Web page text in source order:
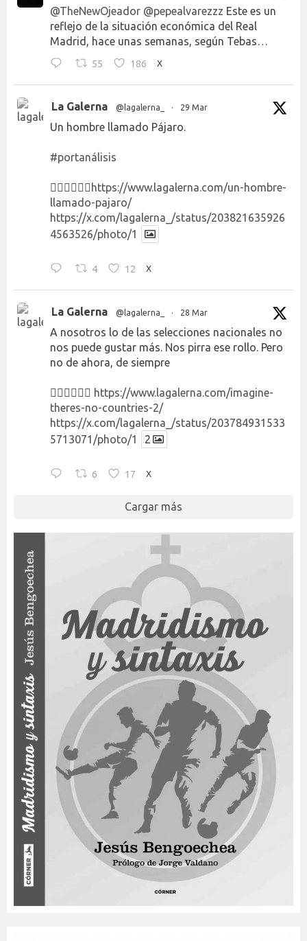
@TheNewOjeador @pepealvarezzz Este es un
reflejo de la situación económica del Real
Madrid, hace unas semanas, según Tebas…
55 186 X
La Galerna @lagalerna_ · 29 Mar
Un hombre llamado Pájaro.
#portanálisis
👉🏻👉🏻👉🏻 https://www.lagalerna.com/un-hombre-
llamado-pajaro/
https://x.com/lagalerna_/status/203821635926
4563526/photo/1
4 12 X
La Galerna @lagalerna_ · 28 Mar
A nosotros lo de las selecciones nacionales no
nos puede gustar más. Nos pirra ese rollo. Pero
no de ahora, de siempre
👉🏻👉🏻👉🏻 https://www.lagalerna.com/imagine-
theres-no-countries-2/
https://x.com/lagalerna_/status/203784931533
5713071/photo/1
2
6 17 X
Cargar más